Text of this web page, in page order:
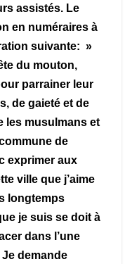
assistés. Le
en numéraires à
suivante: »
du mouton,
parrainer leur
de gaieté et de
les musulmans et
de
exprimer aux
ville que j’aime
longtemps
je suis se doit à
dans l’une
demande